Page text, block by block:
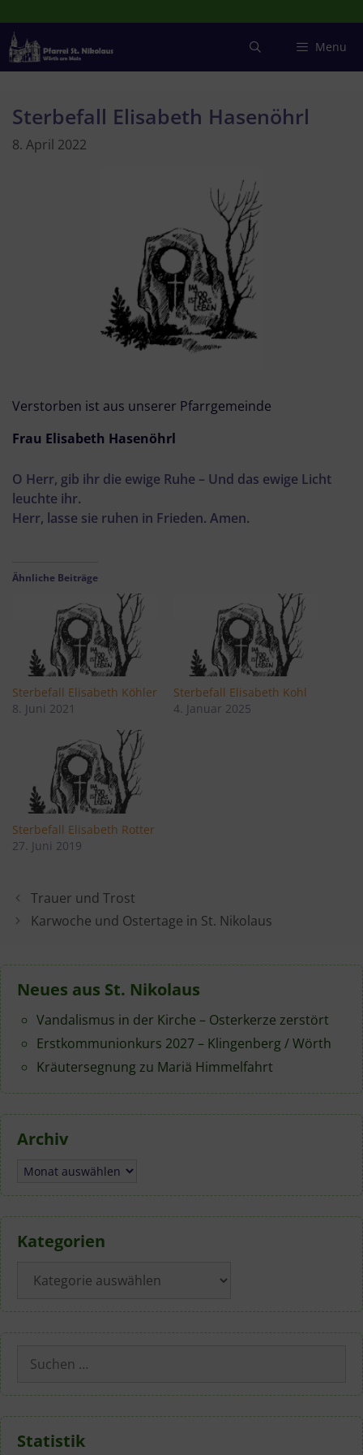
Inhalt
springen
Menu
Sterbefall Elisabeth Hasenöhrl
8. April 2022
Verstorben ist aus unserer Pfarrgemeinde
Frau Elisabeth Hasenöhrl
O Herr, gib ihr die ewige Ruhe – Und das ewige Licht
leuchte ihr.
Herr, lasse sie ruhen in Frieden. Amen.
Ähnliche Beiträge
Sterbefall Elisabeth Köhler
8. Juni 2021
Sterbefall Elisabeth Kohl
4. Januar 2025
Sterbefall Elisabeth Rotter
27. Juni 2019
Trauer und Trost
Karwoche und Ostertage in St. Nikolaus
Neues aus St. Nikolaus
Vandalismus in der Kirche – Osterkerze zerstört
Erstkommunionkurs 2027 – Klingenberg / Wörth
Kräutersegnung zu Mariä Himmelfahrt
Archiv
Archiv
Kategorien
Suchen
nach:
Statistik